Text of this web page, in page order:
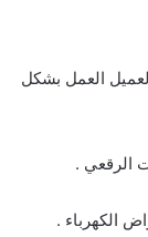
العمل بشكل
الرقعي .
الكهرباء .